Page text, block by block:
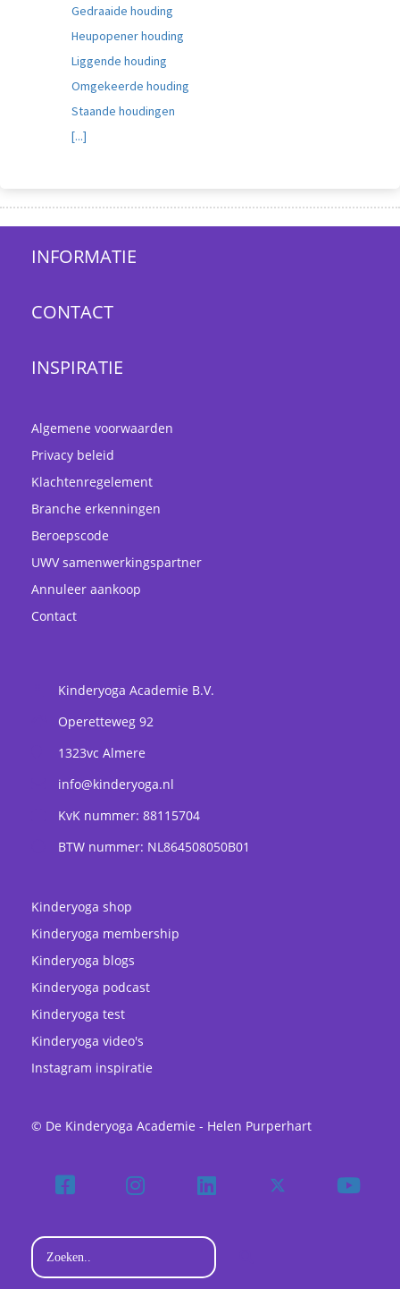
Gedraaide houding
Heupopener houding
Liggende houding
Omgekeerde houding
Staande houdingen
[...]
INFORMATIE
CONTACT
INSPIRATIE
Algemene voorwaarden
Privacy beleid
Klachtenregelement
Branche erkenningen
Beroepscode
UWV samenwerkingspartner
Annuleer aankoop
Contact
Kinderyoga Academie B.V.
Operetteweg 92
1323vc Almere
info@kinderyoga.nl
KvK nummer: 88115704
BTW nummer: NL864508050B01
Kinderyoga shop
Kinderyoga membership
Kinderyoga blogs
Kinderyoga podcast
Kinderyoga test
Kinderyoga video's
Instagram inspiratie
© De Kinderyoga Academie - Helen Purperhart